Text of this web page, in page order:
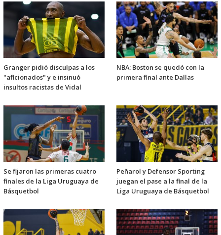
Granger pidió disculpas a los
"aficionados" y e insinuó
insultos racistas de Vidal
NBA: Boston se quedó con la
primera final ante Dallas
Se fijaron las primeras cuatro
finales de la Liga Uruguaya de
Básquetbol
Peñarol y Defensor Sporting
juegan el pase a la final de la
Liga Uruguaya de Básquetbol